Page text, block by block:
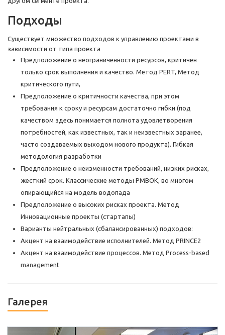
Подходы
Существует множество подходов к управлению проектами в
зависимости от типа проекта
Предположение о неограниченности ресурсов, критичен
только срок выполнения и качество. Метод PERT, Метод
критического пути,
Предположение о критичности качества, при этом
требования к сроку и ресурсам достаточно гибки (под
качеством здесь понимается полнота удовлетворения
потребностей, как известных, так и неизвестных заранее,
часто создаваемых выходом нового продукта). Гибкая
методология разработки
Предположение о неизменности требований, низких рисках,
жесткий срок. Классические методы PMBOK, во многом
опирающийся на модель водопада
Предположение о высоких рисках проекта. Метод
Инновационные проекты (стартапы)
Варианты нейтральных (сбалансированных) подходов:
Акцент на взаимодействие исполнителей. Метод PRINCE2
Акцент на взаимодействие процессов. Метод Process-based
management
Галерея